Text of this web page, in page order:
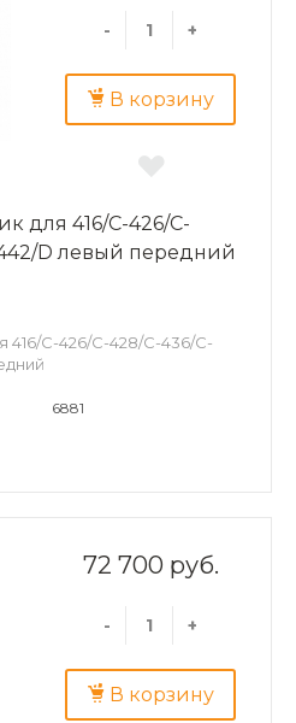
- +
В корзину
для 416/C-426/C-
D левый передний
416/C-426/C-428/C-436/C-
6881
72 700 руб.
- +
В корзину